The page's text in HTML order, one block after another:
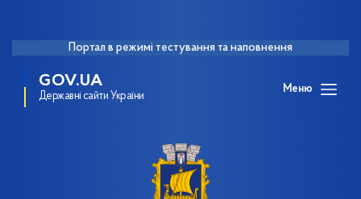
Портал в режимі тестування та наповнення
GOV.UA
Державні сайти України
Меню